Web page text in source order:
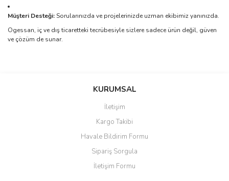
Müşteri Desteği:Sorularınızda ve projelerinizde uzman ekibimiz yanınızda.
Ogessan, iç ve dış ticaretteki tecrübesiyle sizlere sadece ürün değil, güven
ve çözüm de sunar.
Bu ürüne ilk yorumu siz yapın!
Ürün resmi kalitesiz, bozuk veya görüntülenemiyor.
Ürün açıklamasında eksik bilgiler bulunuyor.
Ürün bilgilerinde hatalar bulunuyor.
Ürün fiyatı diğer sitelerden daha pahalı.
KURUMSAL
İletişim
Kargo Takibi
Havale Bildirim Formu
Sipariş Sorgula
İletişim Formu